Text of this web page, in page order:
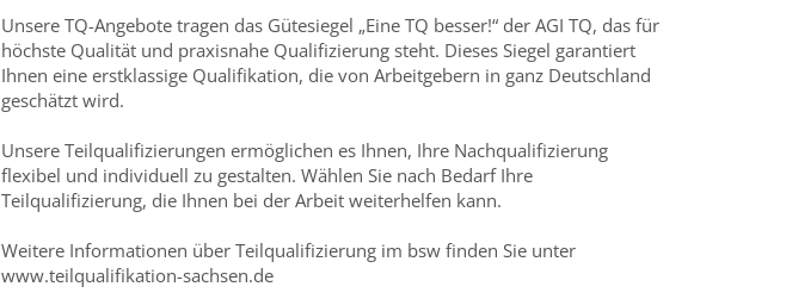
Unsere TQ-Angebote tragen das Gütesiegel „Eine TQ besser!“ der AGI TQ, das für
höchste Qualität und praxisnahe Qualifizierung steht. Dieses Siegel garantiert
Ihnen eine erstklassige Qualifikation, die von Arbeitgebern in ganz Deutschland
geschätzt wird.
Unsere Teilqualifizierungen ermöglichen es Ihnen, Ihre Nachqualifizierung
flexibel und individuell zu gestalten. Wählen Sie nach Bedarf Ihre
Teilqualifizierung, die Ihnen bei der Arbeit weiterhelfen kann.
Weitere Informationen über Teilqualifizierung im bsw finden Sie unter
www.teilqualifikation-sachsen.de